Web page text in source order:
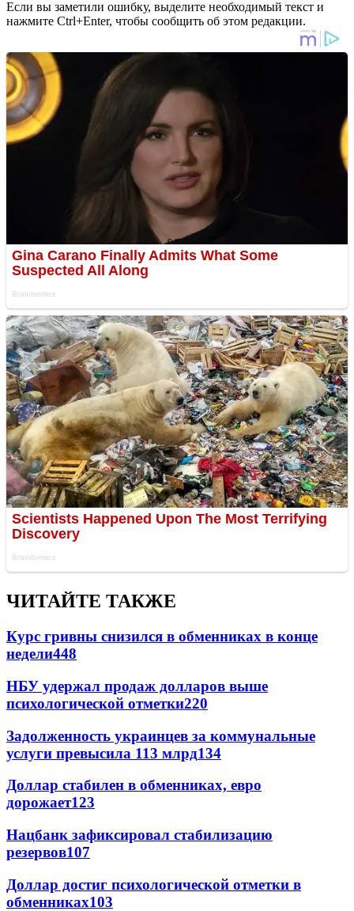
Если вы заметили ошибку, выделите необходимый текст и
нажмите Ctrl+Enter, чтобы сообщить об этом редакции.
ЧИТАЙТЕ ТАКЖЕ
Курс гривны снизился в обменниках в конце
недели448
НБУ удержал продаж долларов выше
психологической отметки220
Задолженность украинцев за коммунальные
услуги превысила 113 млрд134
Доллар стабилен в обменниках, евро
дорожает123
Нацбанк зафиксировал стабилизацию
резервов107
Доллар достиг психологической отметки в
обменниках103